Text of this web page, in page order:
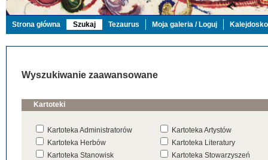
Strona główna Szukaj Tezaurus Moja galeria / Loguj
Wyszukiwanie zaawansowane
Kartoteki
Kartoteka Administratorów
Kartoteka Artystów
Kartoteka Herbów
Kartoteka Literatury
Kartoteka Stanowisk
Kartoteka Stowarzyszeń